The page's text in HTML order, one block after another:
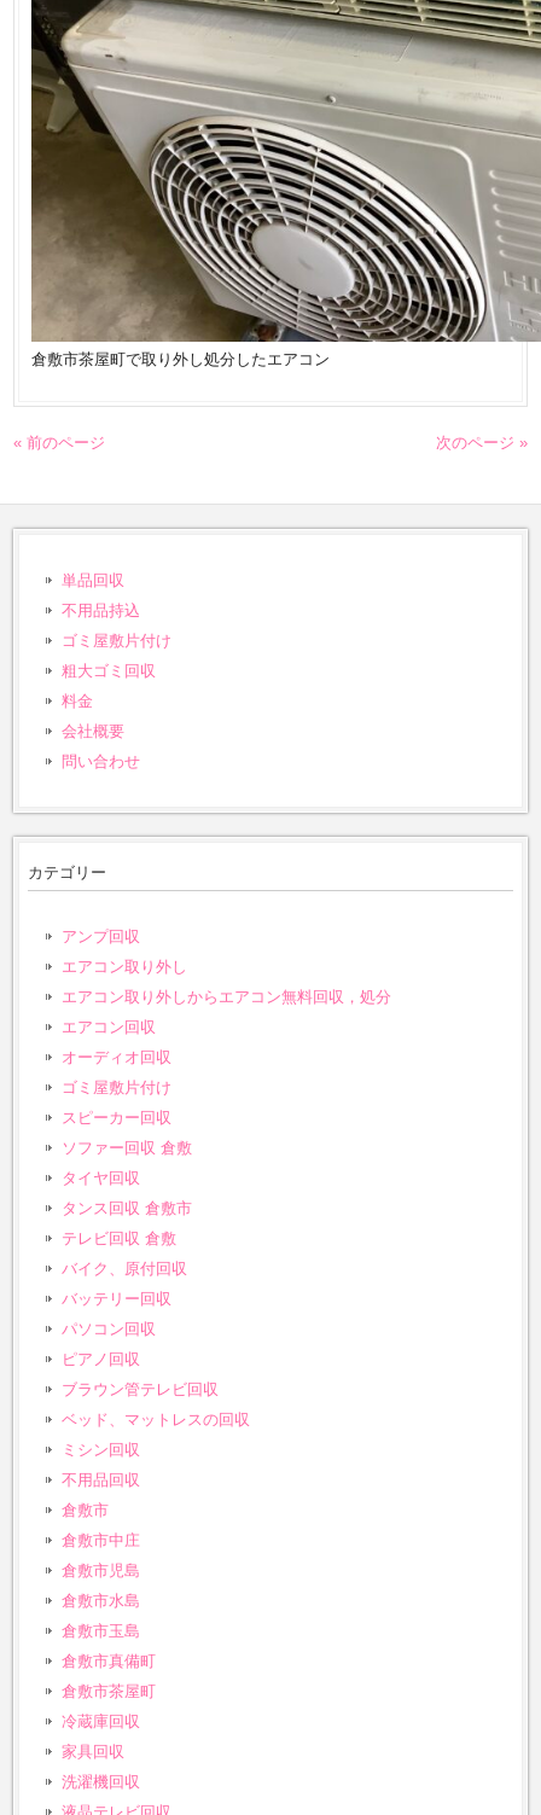
倉敷市茶屋町で取り外し処分したエアコン
« 前のページ 次のページ »
単品回収
不用品持込
ゴミ屋敷片付け
粗大ゴミ回収
料金
会社概要
問い合わせ
カテゴリー
アンプ回収
エアコン取り外し
エアコン取り外しからエアコン無料回収，処分
エアコン回収
オーディオ回収
ゴミ屋敷片付け
スピーカー回収
ソファー回収 倉敷
タイヤ回収
タンス回収 倉敷市
テレビ回収 倉敷
バイク、原付回収
バッテリー回収
パソコン回収
ピアノ回収
ブラウン管テレビ回収
ベッド、マットレスの回収
ミシン回収
不用品回収
倉敷市
倉敷市中庄
倉敷市児島
倉敷市水島
倉敷市玉島
倉敷市真備町
倉敷市茶屋町
冷蔵庫回収
家具回収
洗濯機回収